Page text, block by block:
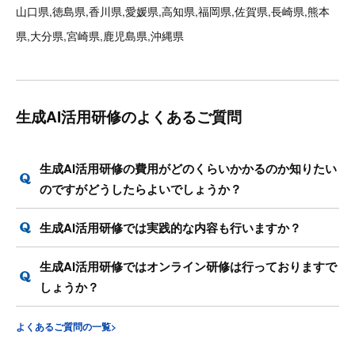
山口県,徳島県,香川県,愛媛県,高知県,福岡県,佐賀県,長崎県,熊本
県,大分県,宮崎県,鹿児島県,沖縄県
生成AI活用研修のよくあるご質問
生成AI活用研修の費用がどのくらいかかるのか知りたい
のですがどうしたらよいでしょうか？
生成AI活用研修では実践的な内容も行いますか？
生成AI活用研修ではオンライン研修は行っておりますで
しょうか？
よくあるご質問の一覧>